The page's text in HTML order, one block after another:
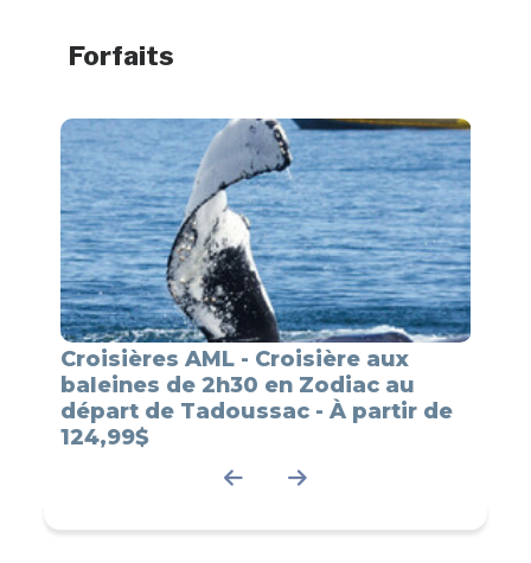
Forfaits
Croisières AML - Croisière aux
baleines de 2h30 en Zodiac au
départ de Tadoussac - À partir de
124,99$